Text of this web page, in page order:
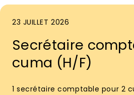
23 JUILLET 2026
Secrétaire
cuma (H/F)
1 secrétaire comptable pour 2